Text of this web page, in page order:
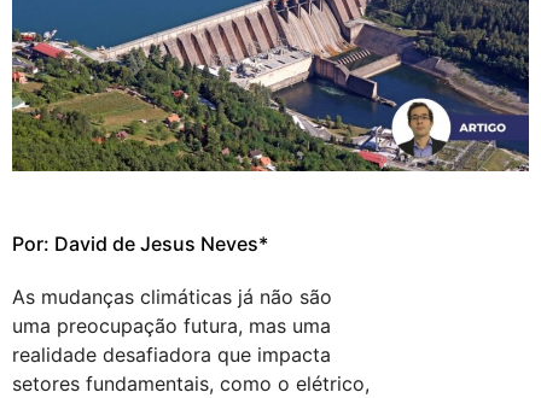
Por: David de Jesus Neves*
As mudanças climáticas já não são
uma preocupação futura, mas uma
realidade desafiadora que impacta
setores fundamentais, como o elétrico,